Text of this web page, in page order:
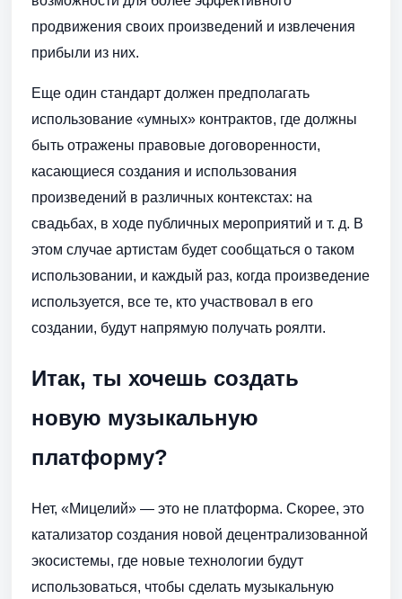
продвижения своих произведений и извлечения
прибыли из них.
Еще один стандарт должен предполагать
использование «умных» контрактов, где должны
быть отражены правовые договоренности,
касающиеся создания и использования
произведений в различных контекстах: на
свадьбах, в ходе публичных мероприятий и т. д. В
этом случае артистам будет сообщаться о таком
использовании, и каждый раз, когда произведение
используется, все те, кто участвовал в его
создании, будут напрямую получать роялти.
Итак, ты хочешь создать
новую музыкальную
платформу?
Нет, «Мицелий» — это не платформа. Скорее, это
катализатор создания новой децентрализованной
экосистемы, где новые технологии будут
использоваться, чтобы сделать музыкальную